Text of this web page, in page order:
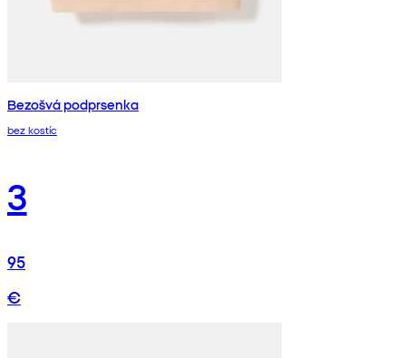
Bezošvá podprsenka
bez kostíc
3
95
€